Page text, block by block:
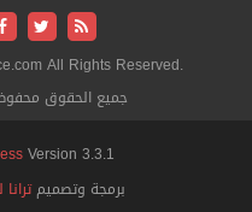
All Rights Reserved.
جميع الحقوق
Version 3.3.1
برمجة وتصميم